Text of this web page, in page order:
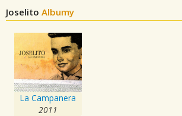
Joselito Albumy
La Campanera
2011